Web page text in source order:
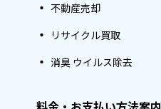
不動産売却
リサイクル買取
消臭 ウイルス除去